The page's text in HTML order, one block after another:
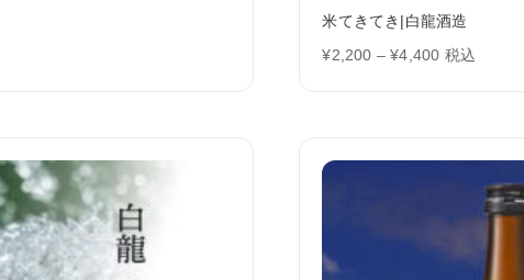
米てきてき|白龍酒造
¥2,200 –¥4,400価
¥4,400
税込